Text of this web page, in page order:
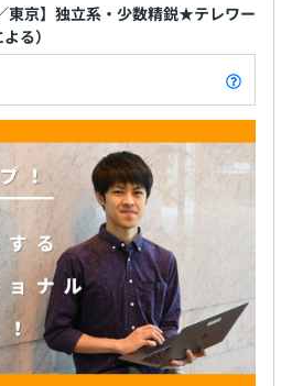
東京】独立系・少数精鋭★テレワー
る）